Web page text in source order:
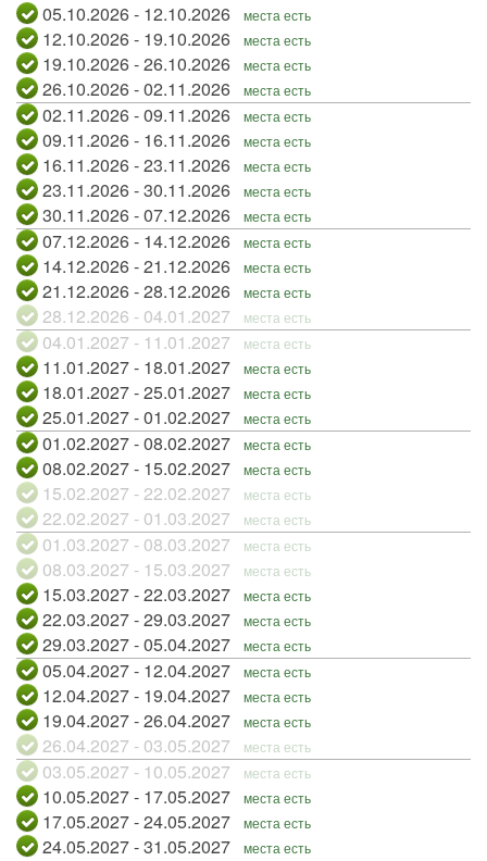
05.10.2026 - 12.10.2026 места есть
12.10.2026 - 19.10.2026 места есть
19.10.2026 - 26.10.2026 места есть
26.10.2026 - 02.11.2026 места есть
02.11.2026 - 09.11.2026 места есть
09.11.2026 - 16.11.2026 места есть
16.11.2026 - 23.11.2026 места есть
23.11.2026 - 30.11.2026 места есть
30.11.2026 - 07.12.2026 места есть
07.12.2026 - 14.12.2026 места есть
14.12.2026 - 21.12.2026 места есть
21.12.2026 - 28.12.2026 места есть
28.12.2026 - 04.01.2027 места есть
04.01.2027 - 11.01.2027 места есть
11.01.2027 - 18.01.2027 места есть
18.01.2027 - 25.01.2027 места есть
25.01.2027 - 01.02.2027 места есть
01.02.2027 - 08.02.2027 места есть
08.02.2027 - 15.02.2027 места есть
15.02.2027 - 22.02.2027 места есть
22.02.2027 - 01.03.2027 места есть
01.03.2027 - 08.03.2027 места есть
08.03.2027 - 15.03.2027 места есть
15.03.2027 - 22.03.2027 места есть
22.03.2027 - 29.03.2027 места есть
29.03.2027 - 05.04.2027 места есть
05.04.2027 - 12.04.2027 места есть
12.04.2027 - 19.04.2027 места есть
19.04.2027 - 26.04.2027 места есть
26.04.2027 - 03.05.2027 места есть
03.05.2027 - 10.05.2027 места есть
10.05.2027 - 17.05.2027 места есть
17.05.2027 - 24.05.2027 места есть
24.05.2027 - 31.05.2027 места есть